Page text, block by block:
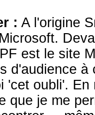
: A l'origine
est le site
d'audience
'cet oubli'.
que je me